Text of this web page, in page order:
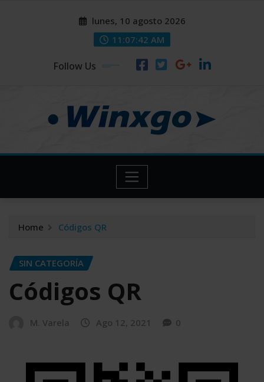
lunes, 10 agosto 2026
11:07:43 AM
Follow Us
Home Códigos QR
SIN CATEGORÍA
Códigos QR
M. Varela Ago 12, 2021 0